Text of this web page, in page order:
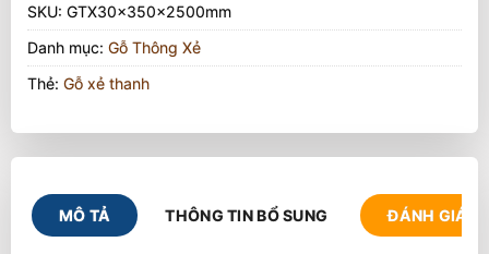
SKU: GTX30x350x2500mm
Danh mục: Gỗ Thông Xẻ
Thẻ: Gỗ xẻ thanh
MÔ TẢ THÔNG TIN BỔ SUNG ĐÁNH GIÁ